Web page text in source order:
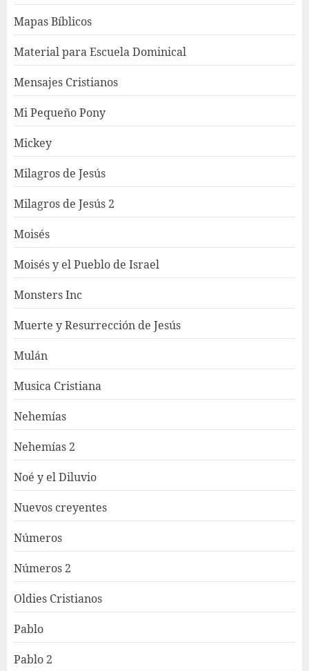
Mapas Bíblicos
Material para Escuela Dominical
Mensajes Cristianos
Mi Pequeño Pony
Mickey
Milagros de Jesús
Milagros de Jesús 2
Moisés
Moisés y el Pueblo de Israel
Monsters Inc
Muerte y Resurrección de Jesús
Mulán
Musica Cristiana
Nehemías
Nehemías 2
Noé y el Diluvio
Nuevos creyentes
Números
Números 2
Oldies Cristianos
Pablo
Pablo 2